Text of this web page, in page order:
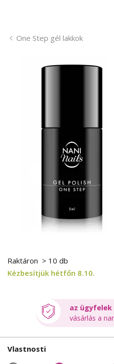
One Step gél lakkok
Raktáron > 10 db
Kézbesítjük hétfőn 8.10.
az ügyfelek
vásárlás a
Vlastnosti